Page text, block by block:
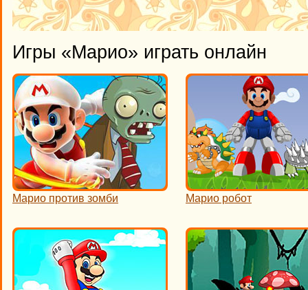
Игры «Марио» играть онлайн
Марио против зомби Марио робот